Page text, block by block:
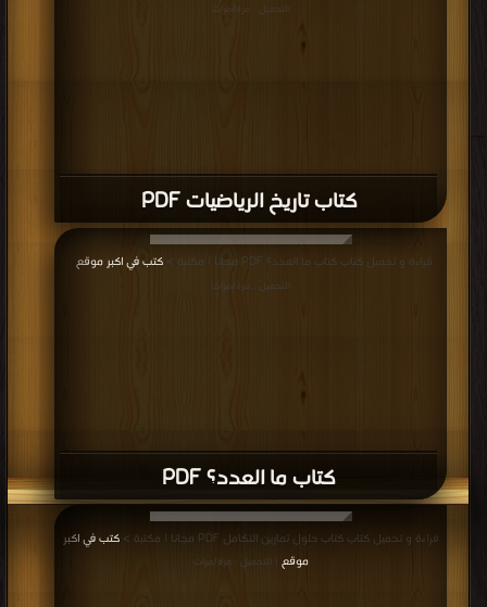
كتاب تاريخ الرياضيات PDF
التحميل : مرة/مرات
كتاب ما العدد؟ PDF
قراءة و تحميل كتاب كتاب ما العدد؟ PDF مجانا | مكتبة > كتب في اكبر موقع
التحميل : مرة/مرات
قراءة و تحميل كتاب كتاب حلول تمارين التكامل PDF مجانا | مكتبة >
كتب في اكبر
موقع
| التحميل : مرة/مرات